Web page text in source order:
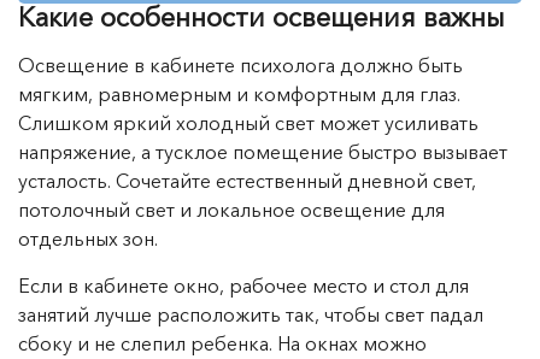
Какие особенности освещения важны
Освещение в кабинете психолога должно быть
мягким, равномерным и комфортным для глаз.
Слишком яркий холодный свет может усиливать
напряжение, а тусклое помещение быстро вызывает
усталость. Сочетайте естественный дневной свет,
потолочный свет и локальное освещение для
отдельных зон.
Если в кабинете окно, рабочее место и стол для
занятий лучше расположить так, чтобы свет падал
сбоку и не слепил ребенка. На окнах можно